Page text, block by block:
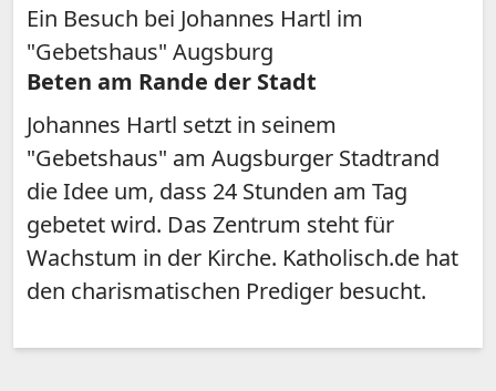
Ein Besuch bei Johannes Hartl im
"Gebetshaus" Augsburg
Beten am Rande der Stadt
Johannes Hartl setzt in seinem
"Gebetshaus" am Augsburger Stadtrand
die Idee um, dass 24 Stunden am Tag
gebetet wird. Das Zentrum steht für
Wachstum in der Kirche. Katholisch.de hat
den charismatischen Prediger besucht.